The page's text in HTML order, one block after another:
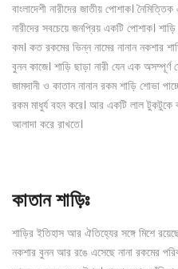
বাংলাদেশী নারীদের জাতীয় পোশাক।
নারীদের সবচেয়ে জনপ্রিয় একটি পোশাক।
কম। কত রকমের ভিন্ন নামের নানান নকশার
বুনন কাজে। শাড়ি ছাড়া নারী যেন এক অসম্পূর্ণ
জামদানী ও কাতান নানান রকম শাড়ি শোভা
রকম মাধুর্য বহন করে। আর একটি লাল টুকটুকে
আলাদা করে রাখতে।
কাতান শাড়িঃ
শাড়ির ইতিহাস আর ঐতিহ্যের সঙ্গে মিশে
নকশার বুনন আর রঙে এসেছে নানা রকমের